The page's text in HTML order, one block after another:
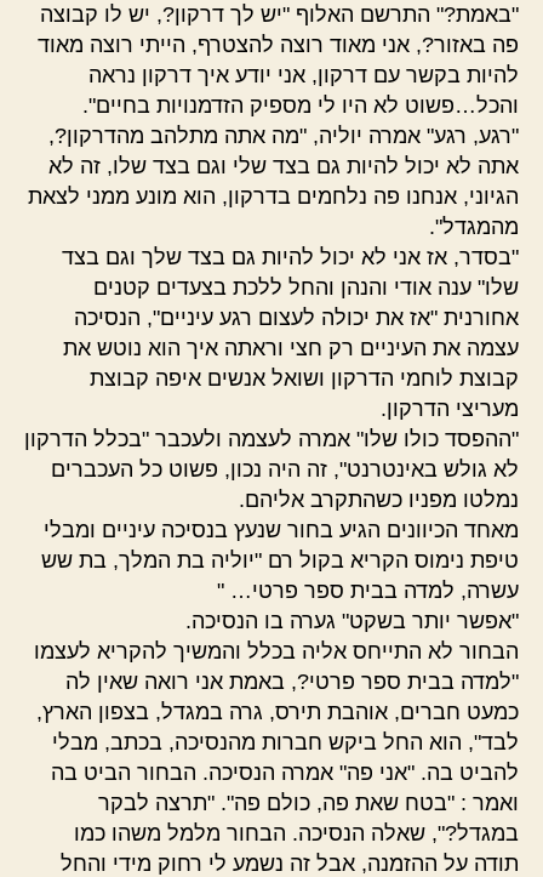
"באמת?" התרשם האלוף "יש לך דרקון?, יש לו קבוצה
פה באזור?, אני מאוד רוצה להצטרף, הייתי רוצה מאוד
להיות בקשר עם דרקון, אני יודע איך דרקון נראה
והכל…פשוט לא היו לי מספיק הזדמנויות בחיים".
"רגע, רגע" אמרה יוליה, "מה אתה מתלהב מהדרקון?,
אתה לא יכול להיות גם בצד שלי וגם בצד שלו, זה לא
הגיוני, אנחנו פה נלחמים בדרקון, הוא מונע ממני לצאת
מהמגדל".
"בסדר, אז אני לא יכול להיות גם בצד שלך וגם בצד
שלו" ענה אודי והנהן והחל ללכת בצעדים קטנים
אחורנית "אז את יכולה לעצום רגע עיניים", הנסיכה
עצמה את העיניים רק חצי וראתה איך הוא נוטש את
קבוצת לוחמי הדרקון ושואל אנשים איפה קבוצת
מעריצי הדרקון.
"ההפסד כולו שלו" אמרה לעצמה ולעכבר "בכלל הדרקון
לא גולש באינטרנט", זה היה נכון, פשוט כל העכברים
נמלטו מפניו כשהתקרב אליהם.
מאחד הכיוונים הגיע בחור שנעץ בנסיכה עיניים ומבלי
טיפת נימוס הקריא בקול רם "יוליה בת המלך, בת שש
עשרה, למדה בבית ספר פרטי… "
"אפשר יותר בשקט" גערה בו הנסיכה.
הבחור לא התייחס אליה בכלל והמשיך להקריא לעצמו
"למדה בבית ספר פרטי?, באמת אני רואה שאין לה
כמעט חברים, אוהבת תירס, גרה במגדל, בצפון הארץ,
לבד", הוא החל ביקש חברות מהנסיכה, בכתב, מבלי
להביט בה. "אני פה" אמרה הנסיכה. הבחור הביט בה
ואמר : "בטח שאת פה, כולם פה". "תרצה לבקר
במגדל?", שאלה הנסיכה. הבחור מלמל משהו כמו
תודה על ההזמנה, אבל זה נשמע לי רחוק מידי והחל